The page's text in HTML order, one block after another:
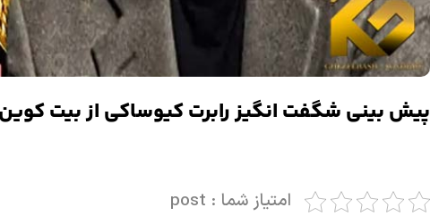
پیش بینی شگفت انگیز رابرت کیوساکی از بیت کوین 750 هزار دلاری
امتیاز شما : post